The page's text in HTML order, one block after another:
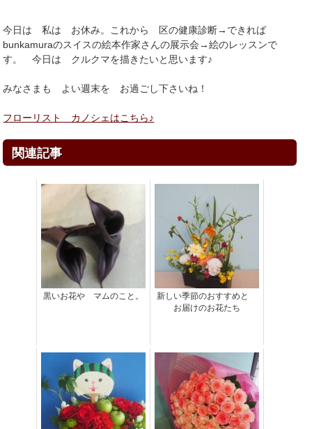
今日は 私は お休み。これから 区の健康診断→できれば
bunkamuraのスイスの絵本作家さんの展示会→絵のレッスンで
す。 今日は クルクマを描きたいと思います♪
みなさまも よい週末を お過ごし下さいね！
フローリスト カノシェはこちら♪
関連記事
黒いお花や マムのこと。
新しい季節のおすすめと
お届けのお花たち